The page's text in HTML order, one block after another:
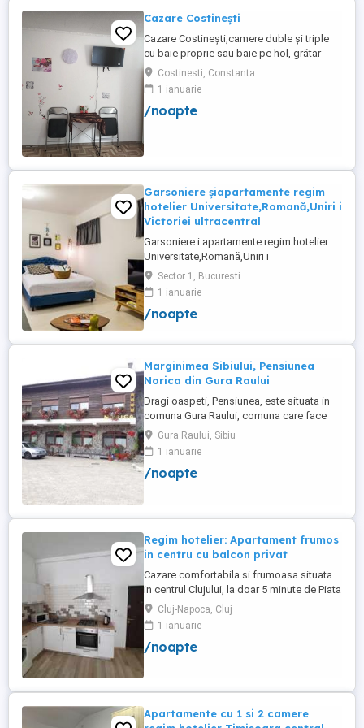
Cazare Costinești
Cazare Costinești,camere duble și triple
cu baie proprie sau baie pe hol, grătar
frigider curte,parcare proprie , prețuri
începând de la 150 lei pe noapte,telefon
Costinesti, Constanta
1 ianuarie
/noapte
Garsoniere șiapartamente regim
hotelier Universitate,Romană,Uniri i
Victoriei ultracentral
Garsoniere i apartamente regim hotelier
Universitate,Romană,Uniri i
Victoriei,renovate recent i utilate complet.
Preț: De la 120-200 lei pentru 3 ore Preț
garsoniere 120-200 lei pentru noapte Preț
apartamente 200-300 lei pentru noapte
Sector 1, Bucuresti
1 ianuarie
/noapte
Marginimea Sibiului, Pensiunea
Norica din Gura Raului
Dragi oaspeti, Pensiunea, este situata in
comuna Gura Raului, comuna care face
parte din salba celor mai vechi, frumoase
si instarite asezari ce alcatuiesc
Marginimea Sibiului, la 18 km de Sibiu in
directia Sebes (Cristian, Orlat, Gura
Gura Raului, Sibiu
1 ianuarie
/noapte
Regim hotelier: Apartament frumos
in centru cu balcon privat
Cazare comfortabila si frumoasa situata
in centrul Clujului, la doar 5 minute de Piata
Mihai Viteazu, intr-un bloc nou.
Apartamentul este mobilat si utilat
complet, avand aragaz, hota, cuptor de
microunde, fierbator de apa, masina de
Cluj-Napoca, Cluj
1 ianuarie
/noapte
Apartamente cu 1 si 2 camere